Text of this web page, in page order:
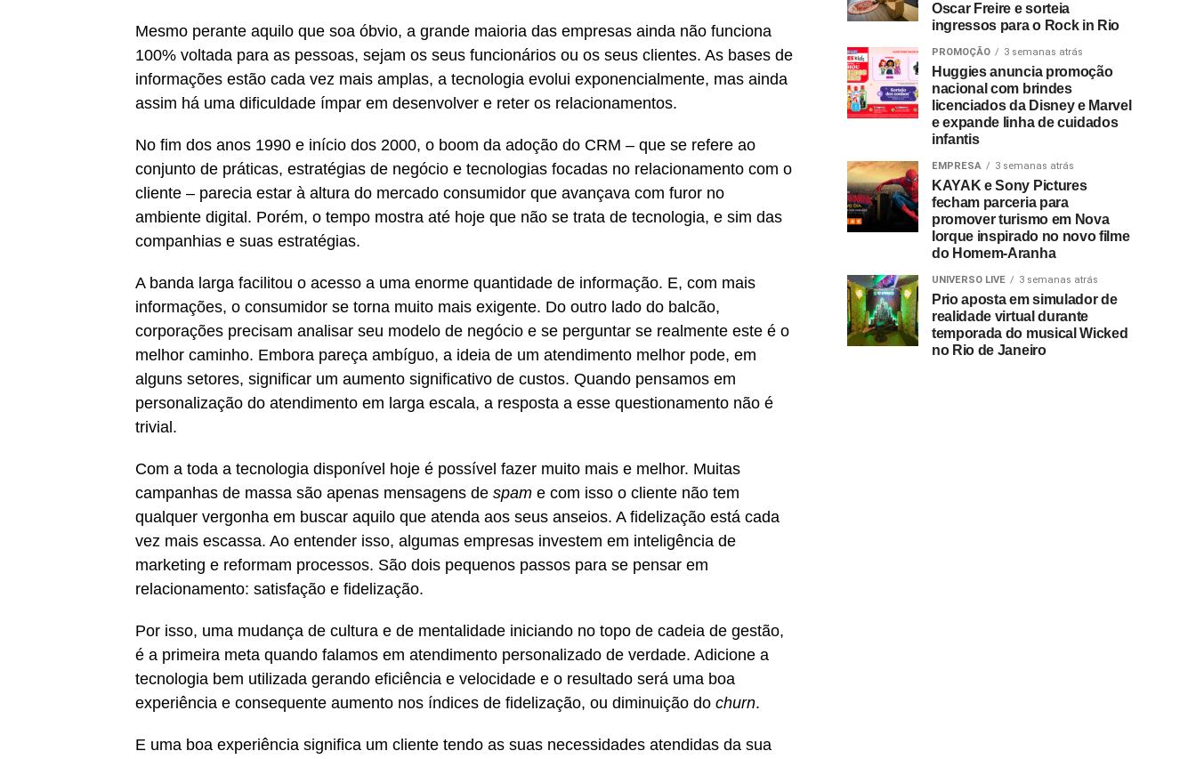
Mesmo perante aquilo que soa óbvio, a grande maioria das empresas ainda não funciona
100% voltada para as pessoas, sejam os seus funcionários ou os seus clientes. As bases de
informações estão cada vez mais amplas, a tecnologia evolui exponencialmente, mas ainda
assim há uma dificuldade ímpar em desenvolver e reter os relacionamentos.
No fim dos anos 1990 e início dos 2000, o boom da adoção do CRM – que se refere ao
conjunto de práticas, estratégias de negócio e tecnologias focadas no relacionamento com o
cliente – parecia estar à altura do mercado consumidor que avançava com furor no
ambiente digital. Porém, o tempo mostra até hoje que não se trata de tecnologia, e sim das
companhias e suas estratégias.
A banda larga facilitou o acesso a uma enorme quantidade de informação. E, com mais
informações, o consumidor se torna muito mais exigente. Do outro lado do balcão,
corporações precisam analisar seu modelo de negócio e se perguntar se realmente este é o
melhor caminho. Embora pareça ambíguo, a ideia de um atendimento melhor pode, em
alguns setores, significar um aumento significativo de custos. Quando pensamos em
personalização do atendimento em larga escala, a resposta a esse questionamento não é
trivial.
Com a toda a tecnologia disponível hoje é possível fazer muito mais e melhor. Muitas
campanhas de massa são apenas mensagens de spam e com isso o cliente não tem
qualquer vergonha em buscar aquilo que atenda aos seus anseios. A fidelização está cada
vez mais escassa. Ao entender isso, algumas empresas investem em inteligência de
marketing e reformam processos. São dois pequenos passos para se pensar em
relacionamento: satisfação e fidelização.
Por isso, uma mudança de cultura e de mentalidade iniciando no topo de cadeia de gestão,
é a primeira meta quando falamos em atendimento personalizado de verdade. Adicione a
tecnologia bem utilizada gerando eficiência e velocidade e o resultado será uma boa
experiência e consequente aumento nos índices de fidelização, ou diminuição do churn.
E uma boa experiência significa um cliente tendo as suas necessidades atendidas da sua
Oscar Freire e sorteia
ingressos para o Rock in Rio
PROMOÇÃO 3 semanas atrás
Huggies anuncia promoção
nacional com brindes
licenciados da Disney e Marvel
e expande linha de cuidados
infantis
EMPRESA 3 semanas atrás
KAYAK e Sony Pictures
fecham parceria para
promover turismo em Nova
Iorque inspirado no novo filme
do Homem-Aranha
UNIVERSO LIVE 3 semanas atrás
Prio aposta em simulador de
realidade virtual durante
temporada do musical Wicked
no Rio de Janeiro